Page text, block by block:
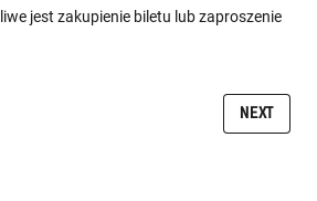
jest zakupienie biletu lub zaproszenie
NEXT